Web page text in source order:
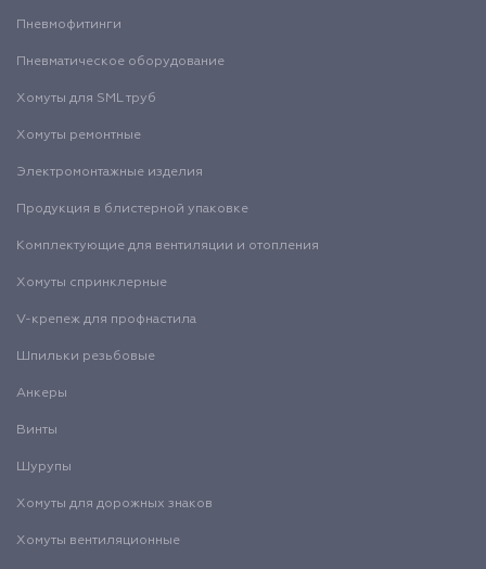
Пневмофитинги
Пневматическое оборудование
Хомуты для SML труб
Хомуты ремонтные
Электромонтажные изделия
Продукция в блистерной упаковке
Комплектующие для вентиляции и отопления
Хомуты спринклерные
V-крепеж для профнастила
Шпильки резьбовые
Анкеры
Винты
Шурупы
Хомуты для дорожных знаков
Хомуты вентиляционные